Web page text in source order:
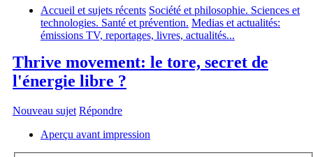
Accueil et sujets récents Société et philosophie. Sciences et
technologies. Santé et prévention. Medias et actualités:
émissions TV, reportages, livres, actualités...
Thrive movement: le tore, secret de
l'énergie libre ?
Nouveau sujet Répondre
Aperçu avant impression